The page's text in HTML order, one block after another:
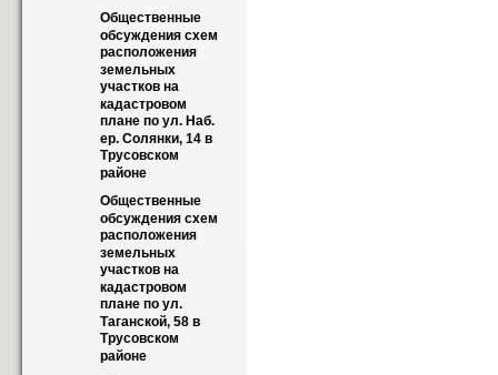
Общественные
обсуждения схем
расположения
земельных
участков на
кадастровом
плане по ул. Наб.
ер. Солянки, 14 в
Трусовском
районе
Общественные
обсуждения схем
расположения
земельных
участков на
кадастровом
плане по ул.
Таганской, 58 в
Трусовском
районе